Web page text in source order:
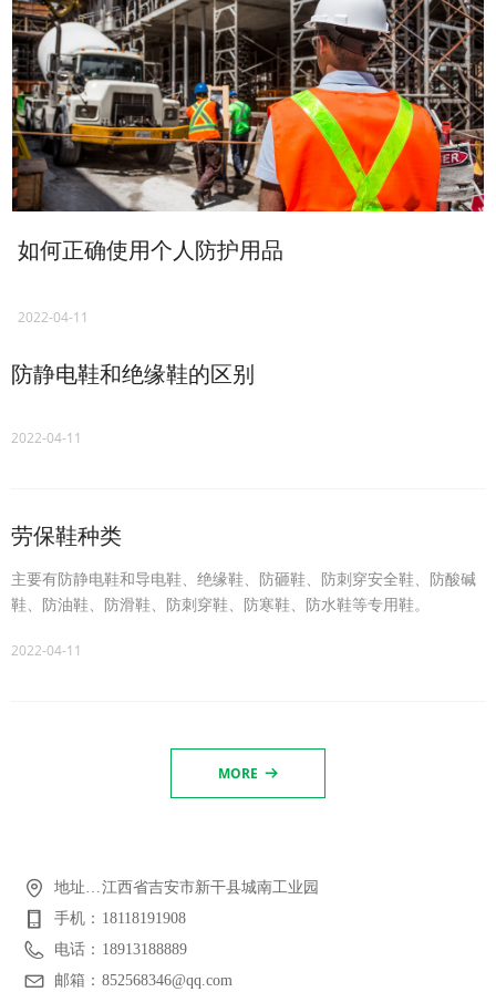
如何正确使用个人防护用品
2022-04-11
防静电鞋和绝缘鞋的区别
2022-04-11
劳保鞋种类
主要有防静电鞋和导电鞋、绝缘鞋、防砸鞋、防刺穿安全鞋、防酸碱
鞋、防油鞋、防滑鞋、防刺穿鞋、防寒鞋、防水鞋等专用鞋。
2022-04-11
MORE 뀠
地址：江西艾倍思特防护科技有限公司
江西省吉安市新干县城南工业园
手机： 18118191908
电话： 18913188889
邮箱： 852568346@qq.com